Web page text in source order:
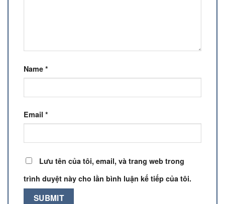
Name *
Email *
Lưu tên của tôi, email, và trang web trong
trình duyệt này cho lần bình luận kế tiếp của tôi.